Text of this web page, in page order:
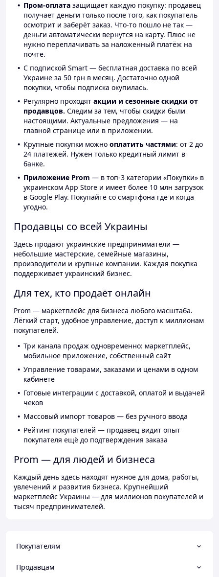
Пром-оплата защищает каждую покупку: продавец
получает деньги только после того, как покупатель
осмотрит и заберёт заказ. Что-то пошло не так —
деньги автоматически вернутся на карту. Плюс не
нужно переплачивать за наложенный платёж на
почте.
С подпиской Smart — бесплатная доставка по всей
Украине за 50 грн в месяц. Достаточно одной
покупки, чтобы подписка окупилась.
Регулярно проходят акции и сезонные скидки от
продавцов. Следим за тем, чтобы скидки были
настоящими. Актуальные предложения — на
главной странице или в приложении.
Крупные покупки можно оплатить частями: от 2 до
24 платежей. Нужен только кредитный лимит в
банке.
Приложение Prom — в топ-3 категории «Покупки» в
украинском App Store и имеет более 10 млн загрузок
в Google Play. Покупайте со смартфона где и когда
угодно.
Продавцы со всей Украины
Здесь продают украинские предприниматели —
небольшие мастерские, семейные магазины,
производители и крупные компании. Каждая покупка
поддерживает украинский бизнес.
Для тех, кто продаёт онлайн
Prom — маркетплейс для бизнеса любого масштаба.
Лёгкий старт, удобное управление, доступ к миллионам
покупателей.
Три канала продаж одновременно: маркетплейс,
мобильное приложение, собственный сайт
Управление товарами, заказами и ценами в одном
кабинете
Готовые интеграции с доставкой, оплатой и выдачей
чеков
Массовый импорт товаров — без ручного ввода
Рейтинг покупателей — продавец видит опыт
покупателя ещё до подтверждения заказа
Prom — для людей и бизнеса
Каждый день здесь находят нужное для дома, работы,
увлечений и развития бизнеса. Крупнейший
маркетплейс Украины — для миллионов покупателей и
тысяч предпринимателей.
Покупателям
Продавцам